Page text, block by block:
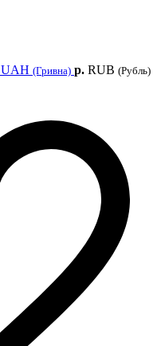
UAH (Гривна) р. RUB (Рубль)